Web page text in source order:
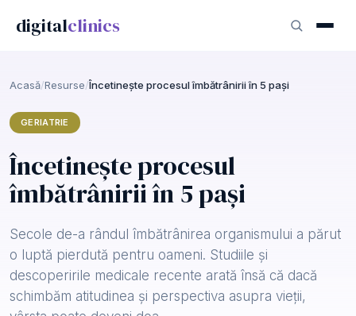
digitalclinics
Acasă/Resurse/Încetinește procesul îmbătrânirii în 5 pași
GERIATRIE
Încetinește procesul
îmbătrânirii în 5 pași
Secole de-a rândul îmbătrânirea organismului a părut
o luptă pierdută pentru oameni. Studiile și
descoperirile medicale recente arată însă că dacă
schimbăm atitudinea și perspectiva asupra vieții,